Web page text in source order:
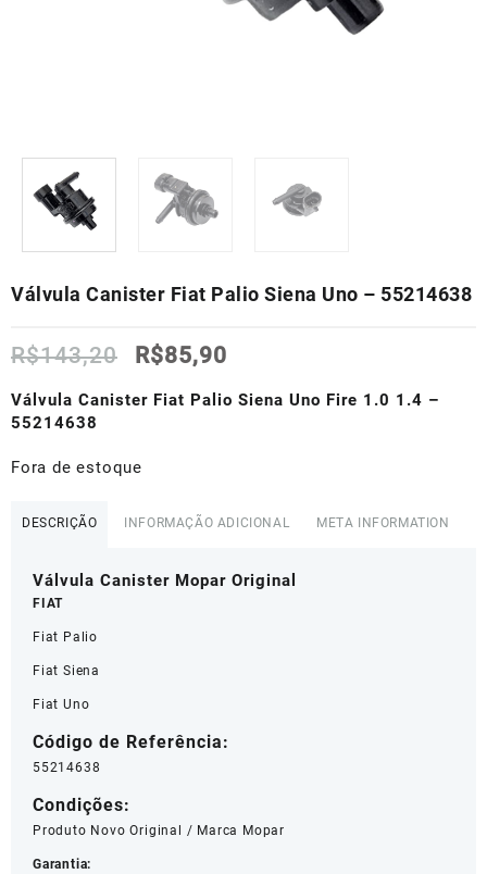
Válvula Canister Fiat Palio Siena Uno – 55214638
R$143,20
O
original
R$85,90
atual
Válvula Canister Fiat Palio Siena Uno Fire 1.0 1.4 –
55214638
Fora de estoque
DESCRIÇÃO INFORMAÇÃO ADICIONAL META INFORMATION
Válvula Canister Mopar Original
FIAT
Fiat Palio
Fiat Siena
Fiat Uno
Código de Referência:
55214638
Condições:
Produto Novo Original / Marca Mopar
Garantia: